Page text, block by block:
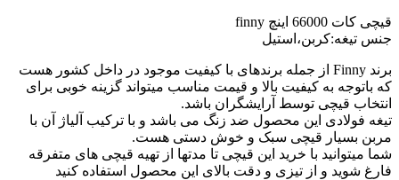
قیچی کات 66000 اینچ finny
جنس تیغه:کربن،استیل
برند Finny از جمله برندهای با کیفیت موجود در داخل کشور هست
که باتوجه به کیفیت بالا و‌ قیمت مناسب میتواند گزینه خوبی برای
انتخاب قیچی توسط آرایشگران باشد.
تیغه فولادی این محصول ضد زنگ می باشد و با ترکیب آلیاژ آن با
مربن بسیار قیچی سبک و خوش دستی هست.
شما میتوانید با خرید این قیچی تا مدتها از تهیه قیچی های متفرقه
فارغ شوید و از تیزی و دقت بالای این محصول استفاده کنید